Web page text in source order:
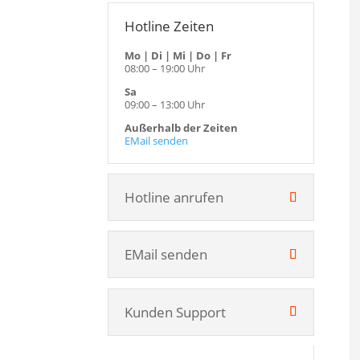
Hotline Zeiten
Mo | Di | Mi | Do | Fr
08:00 – 19:00 Uhr
Sa
09:00 – 13:00 Uhr
Außerhalb der Zeiten
EMail senden
Hotline anrufen
EMail senden
Kunden Support